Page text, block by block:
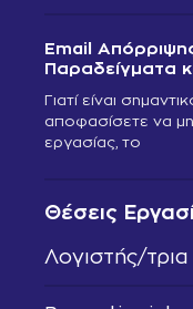
Θέσεις
Λογιστής/τρια
Email
Παραδείγματα
Γιατί είναι
αποφασίσετε να
εργασίας, το